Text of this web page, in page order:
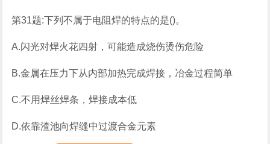
第31题:下列不属于电阻焊的特点的是()。
A.闪光对焊火花四射，可能造成烧伤烫伤危险
B.金属在压力下从内部加热完成焊接，冶金过程简单
C.不用焊丝焊条，焊接成本低
D.依靠渣池向焊缝中过渡合金元素